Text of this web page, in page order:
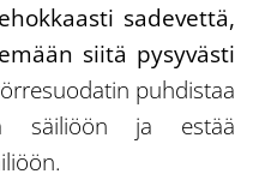
sadevettä,
siitä pysyvästi
puhdistaa
säiliöön ja estää